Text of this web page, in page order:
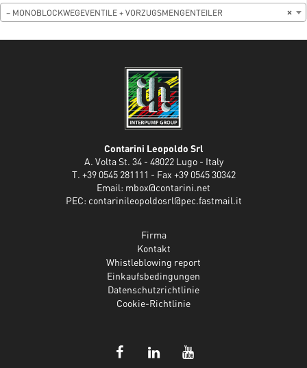
×
– MONOBLOCKWEGEVENTILE + VORZUGSMENGENTEILER
Contarini Leopoldo Srl
A. Volta St. 34 - 48022 Lugo - Italy
T. +39 0545 281111 - Fax +39 0545 30342
Email: mbox@contarini.net
PEC: contarinileopoldosrl@pec.fastmail.it
Firma
Kontakt
Whistleblowing report
Einkaufsbedingungen
Datenschutzrichtlinie
Cookie-Richtlinie